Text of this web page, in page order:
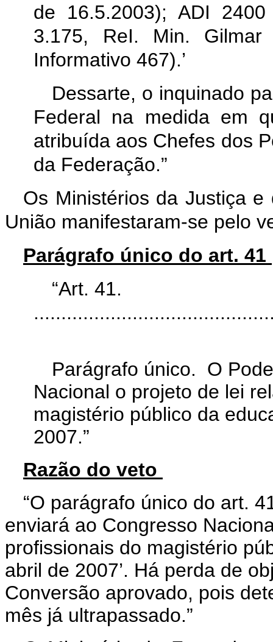
de 16.5.2003); ADI
3.175, ReI. Min. Gilmar
Informativo 467).’
Dessarte, o inquinado
Federal na medida em
atribuída aos Chefes dos
da Federação.”
Os Ministérios da Justiça
União manifestaram-se pelo
Parágrafo único do art. 41
“Art. 41.
Parágrafo único. O
Nacional o projeto de lei
magistério público da
2007.”
Razão do veto
“O parágrafo único do art.
enviará ao Congresso
profissionais do magistério
abril de 2007’. Há perda de
Conversão aprovado, pois
mês já ultrapassado.”